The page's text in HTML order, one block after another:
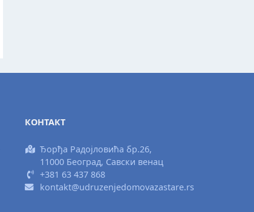
КОНТАКТ
Ђорђа Радојловића бр.26,
11000 Београд, Савски венац
+381 63 437 868
kontakt@udruzenjedomovazastare.rs